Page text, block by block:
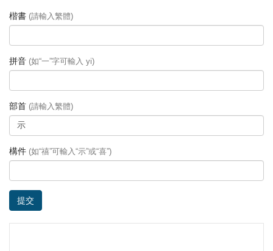
楷書 (請輸入繁體)
拼音 (如“一”字可輸入 yi)
部首 (請輸入繁體)
構件 (如“禧”可輸入“示”或“喜”)
提交